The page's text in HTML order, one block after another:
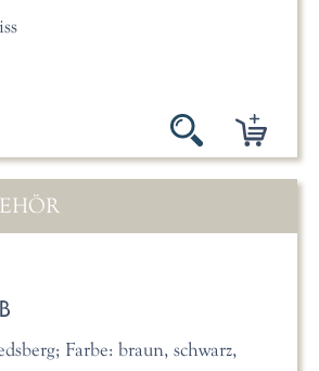
Farbe: braun, schwarz,